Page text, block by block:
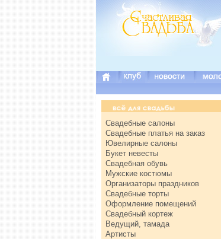
Свадебные салоны
Свадебные платья на заказ
Ювелирные салоны
Букет невесты
Свадебная обувь
Мужские костюмы
Организаторы праздников
Свадебные торты
Оформление помещений
Свадебный кортеж
Ведущий, тамада
Артисты